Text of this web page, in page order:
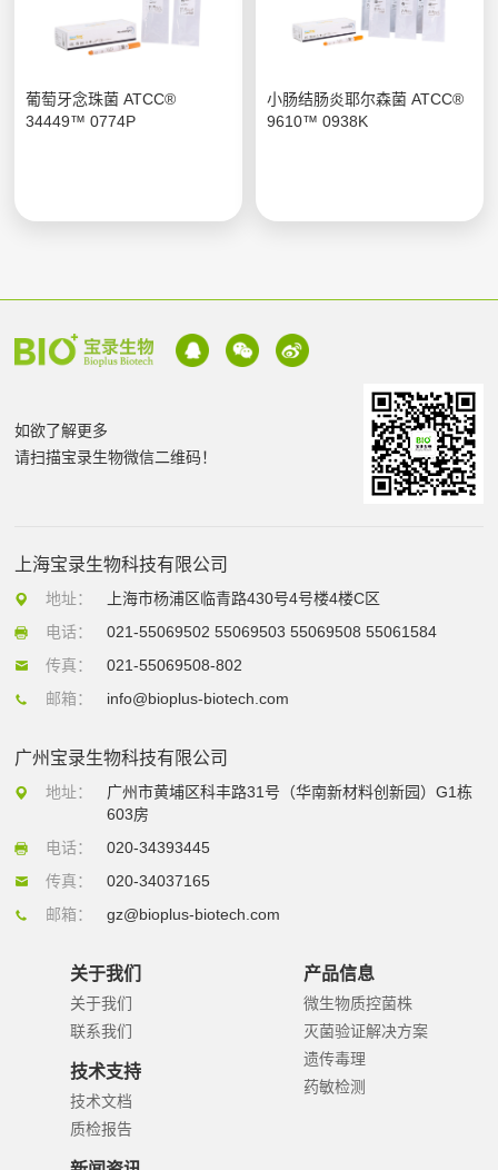
葡萄牙念珠菌 ATCC®
34449™ 0774P
小肠结肠炎耶尔森菌 ATCC®
9610™ 0938K
如欲了解更多
请扫描宝录生物微信二维码！
上海宝录生物科技有限公司
地址：
上海市杨浦区临青路430号4号楼4楼C区
电话：
021-55069502 55069503 55069508 55061584
传真：
021-55069508-802
邮箱：
info@bioplus-biotech.com
广州宝录生物科技有限公司
地址：
广州市黄埔区科丰路31号（华南新材料创新园）G1栋
603房
电话：
020-34393445
传真：
020-34037165
邮箱：
gz@bioplus-biotech.com
关于我们
关于我们
联系我们
技术支持
技术文档
质检报告
产品信息
微生物质控菌株
灭菌验证解决方案
遗传毒理
药敏检测